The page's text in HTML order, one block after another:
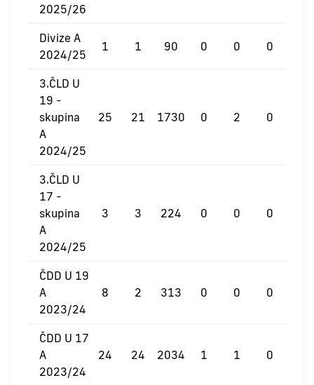
2025/26
Divize A
2024/25
1 1 90 0 0 0
3.ČLD U
19 -
skupina
A
2024/25
25 21 1730 0 2 0
3.ČLD U
17 -
skupina
A
2024/25
3 3 224 0 0 0
ČDD U 19
A
2023/24
8 2 313 0 0 0
ČDD U 17
A
2023/24
24 24 2034 1 1 0